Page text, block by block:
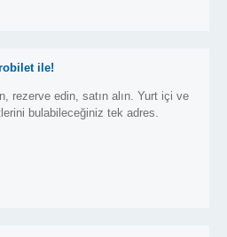
ile!
rezerve edin, satın alın. Yurt içi ve
bulabileceğiniz tek adres.